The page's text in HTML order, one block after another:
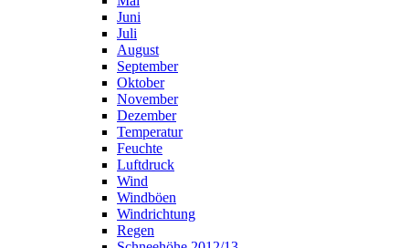
Juni
Juli
August
September
Oktober
November
Dezember
Temperatur
Feuchte
Luftdruck
Wind
Windböen
Windrichtung
Regen